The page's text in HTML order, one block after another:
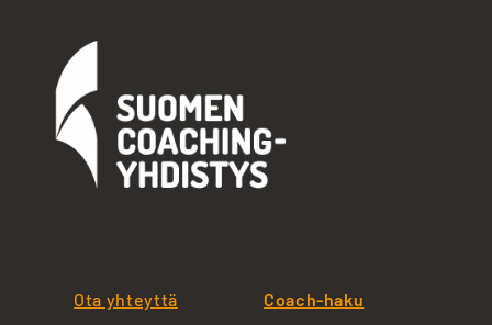
Ota yhteyttä Coach-haku